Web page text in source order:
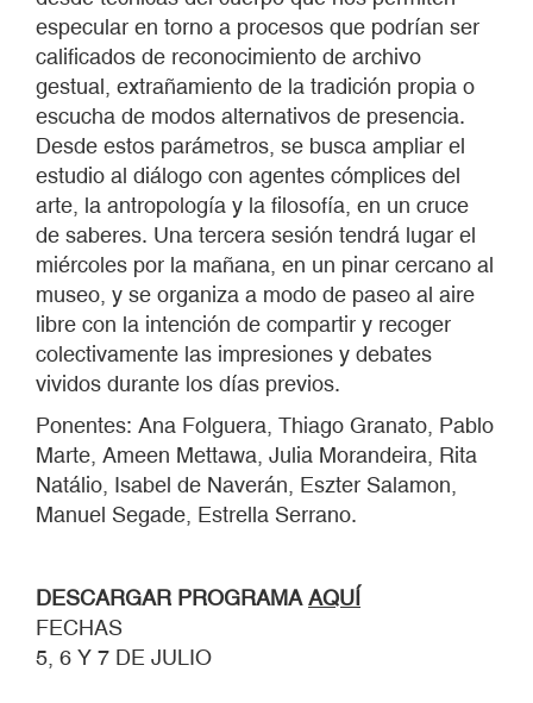
especular en torno a procesos que podrían ser
calificados de reconocimiento de archivo
gestual, extrañamiento de la tradición propia o
escucha de modos alternativos de presencia.
Desde estos parámetros, se busca ampliar el
estudio al diálogo con agentes cómplices del
arte, la antropología y la filosofía, en un cruce
de saberes. Una tercera sesión tendrá lugar el
miércoles por la mañana, en un pinar cercano al
museo, y se organiza a modo de paseo al aire
libre con la intención de compartir y recoger
colectivamente las impresiones y debates
vividos durante los días previos.
Ponentes: Ana Folguera, Thiago Granato, Pablo
Marte, Ameen Mettawa, Julia Morandeira, Rita
Natálio, Isabel de Naverán, Eszter Salamon,
Manuel Segade, Estrella Serrano.
DESCARGAR PROGRAMAAQUÍ
FECHAS
5, 6 Y 7 DE JULIO